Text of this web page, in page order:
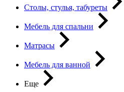
Столы, стулья, табуреты
Мебель для спальни
Матрасы
Мебель для ванной
Еще